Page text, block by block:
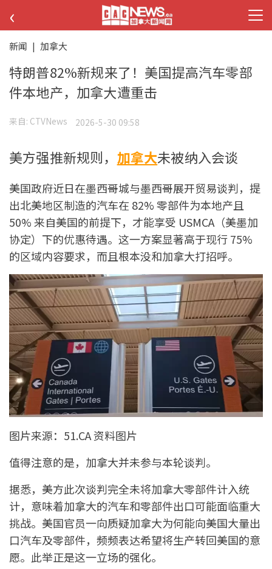
‹
新闻 | 加拿大
特朗普82%新规来了！美国提高汽车零部
件本地产，加拿大遭重击
来自: CTVNews 2026-5-30 09:58
美方强推新规则， 加拿大未被纳入会谈
美国政府近日在墨西哥城与墨西哥展开贸易谈判，提
出北美地区制造的汽车在 82% 零部件为本地产且
50% 来自美国的前提下，才能享受 USMCA（美墨加
协定）下的优惠待遇。这一方案显著高于现行 75%
的区域内容要求，而且根本没和加拿大打招呼。
图片来源：51.CA 资料图片
值得注意的是，加拿大并未参与本轮谈判。
据悉，美方此次谈判完全未将加拿大零部件计入统
计，意味着加拿大的汽车和零部件出口可能面临重大
挑战。美国官员一向质疑加拿大为何能向美国大量出
口汽车及零部件，频频表达希望将生产转回美国的意
愿。此举正是这一立场的强化。